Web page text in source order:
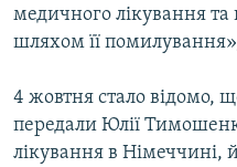
медичного лікування та
шляхом її
4 жовтня стало відомо,
передали Юлії
лікування в Німеччині,